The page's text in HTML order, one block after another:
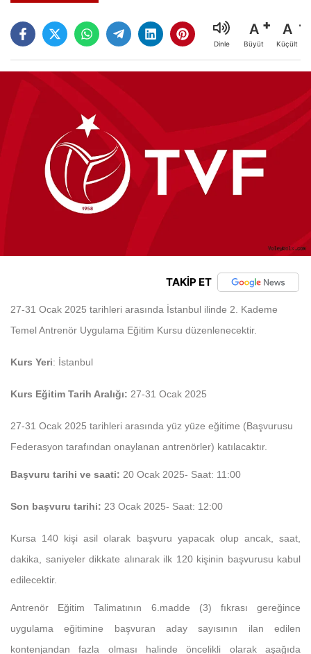
Dinle
A
Büyüt
A
Küçült
TAKİP ET
27-31 Ocak 2025 tarihleri arasında İstanbul ilinde 2. Kademe
Temel Antrenör Uygulama Eğitim Kursu düzenlenecektir.
Kurs Yeri: İstanbul
Kurs Eğitim Tarih Aralığı: 27-31 Ocak 2025
27-31 Ocak 2025 tarihleri arasında yüz yüze eğitime (Başvurusu
Federasyon tarafından onaylanan antrenörler) katılacaktır.
Başvuru tarihi ve saati: 20 Ocak 2025- Saat: 11:00
Son başvuru tarihi: 23 Ocak 2025- Saat: 12:00
Kursa 140 kişi asil olarak başvuru yapacak olup ancak, saat,
dakika, saniyeler dikkate alınarak ilk 120 kişinin başvurusu kabul
edilecektir.
Antrenör Eğitim Talimatının 6.madde (3) fıkrası gereğince
uygulama eğitimine başvuran aday sayısının ilan edilen
kontenjandan fazla olması halinde öncelikli olarak aşağıda